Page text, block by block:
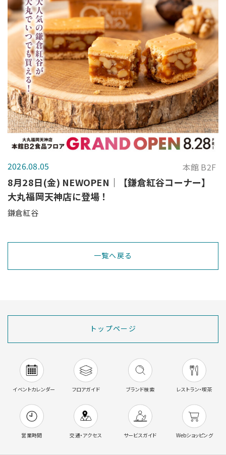
2026.08.05 本館 B2F
8月28日(金) NEWOPEN｜【鎌倉紅谷コーナー】
大丸福岡天神店に登場！
鎌倉紅谷
一覧へ戻る
トップページ
イベントカレンダー フロアガイド ブランド検索 レストラン・喫茶
営業時間 交通・アクセス サービスガイド Webショッピング